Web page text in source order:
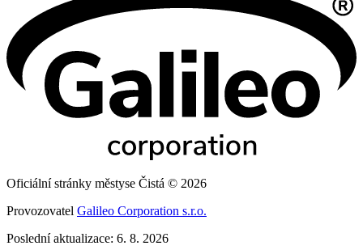
Oficiální stránky městyse Čistá © 2026
Provozovatel Galileo Corporation s.r.o.
Poslední aktualizace: 6. 8. 2026